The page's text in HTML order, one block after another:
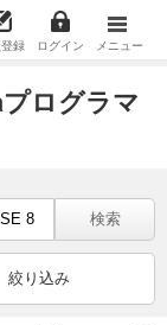
録 ログイン メニュー
ログラマ
検索
絞り込み